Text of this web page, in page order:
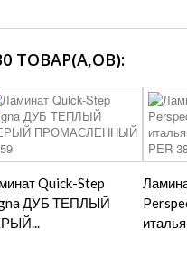
ТОВАР(А,ОВ):
Quick-Step
ДУБ ТЕПЛЫЙ